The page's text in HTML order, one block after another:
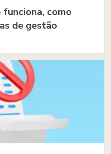
funciona, como
de gestão